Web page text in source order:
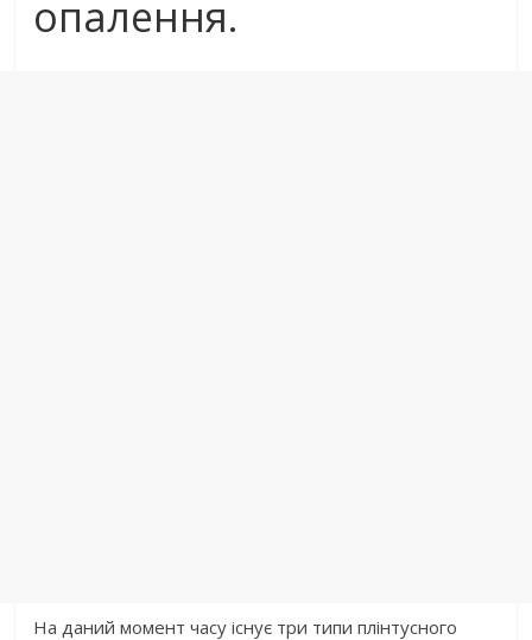
опалення.
На даний момент часу існує три типи плінтусного